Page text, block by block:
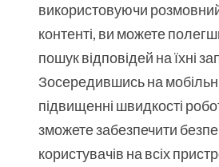
використовуючи
контенті, ви можете
пошук відповідей на їхні
Зосередившись на
підвищенні швидкості
зможете забезпечити
користувачів на всіх